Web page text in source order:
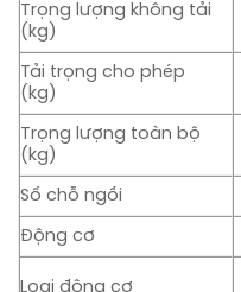
Trọng lượng không tải
(kg)
Tải trọng cho phép
(kg)
Trọng lượng toàn bộ
(kg)
Số chỗ ngồi
Động cơ
Loại động cơ